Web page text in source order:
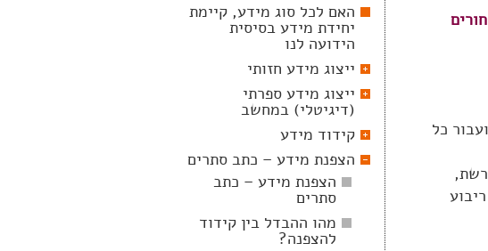
נייר עם 16 חורים
מצבים (כל מצב נוצר כאשר מסובבים את הרשת ב 900), ועבור כל
האם לכל סוג מידע, קיימת
יחידת מידע בסיסית
הידועה לנו
ייצוג מידע חזותי
ייצוג מידע ספרתי
(דיגיטלי) במחשב
קידוד מידע
הצפנת מידע – כתב סתרים
הצפנת מידע – כתב
סתרים
מהו ההבדל בין קידוד
להצפנה?